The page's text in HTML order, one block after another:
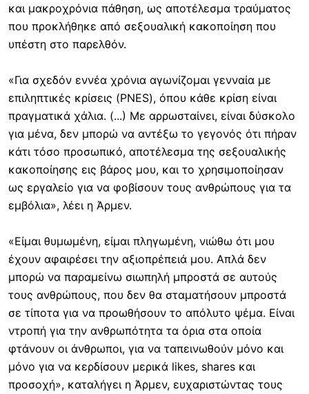
και μακροχρόνια πάθηση, ως αποτέλεσμα τραύματος
που προκλήθηκε από σεξουαλική κακοποίηση που
υπέστη στο παρελθόν.
«Για σχεδόν εννέα χρόνια αγωνίζομαι γενναία με
επιληπτικές κρίσεις (PNES), όπου κάθε κρίση είναι
πραγματικά χάλια. (...) Με αρρωσταίνει, είναι δύσκολο
για μένα, δεν μπορώ να αντέξω το γεγονός ότι πήραν
κάτι τόσο προσωπικό, αποτέλεσμα της σεξουαλικής
κακοποίησης εις βάρος μου, και το χρησιμοποίησαν
ως εργαλείο για να φοβίσουν τους ανθρώπους για τα
εμβόλια», λέει η Άρμεν.
«Είμαι θυμωμένη, είμαι πληγωμένη, νιώθω ότι μου
έχουν αφαιρέσει την αξιοπρέπειά μου. Απλά δεν
μπορώ να παραμείνω σιωπηλή μπροστά σε αυτούς
τους ανθρώπους, που δεν θα σταματήσουν μπροστά
σε τίποτα για να προωθήσουν το απόλυτο ψέμα. Είναι
ντροπή για την ανθρωπότητα τα όρια στα οποία
φτάνουν οι άνθρωποι, για να ταπεινωθούν μόνο και
μόνο για να κερδίσουν μερικά likes, shares και
προσοχή», καταλήγει η Άρμεν, ευχαριστώντας τους